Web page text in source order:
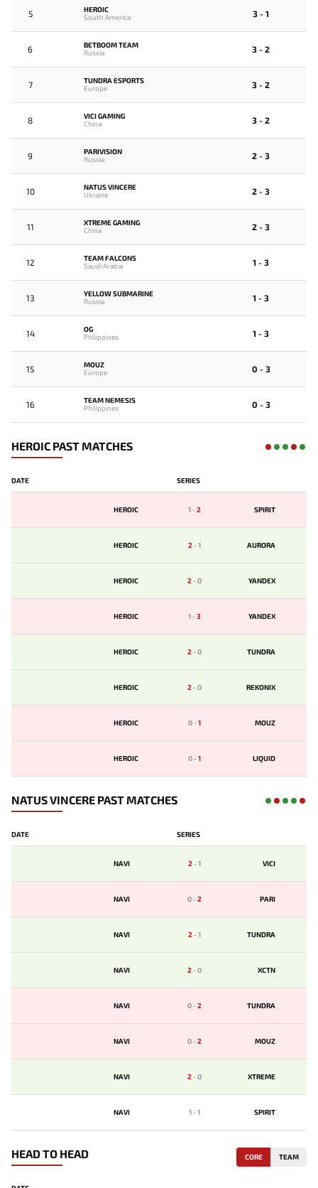
5
HEROIC
South America
3 - 1
6
BETBOOM TEAM
Russia
3 - 2
7
TUNDRA ESPORTS
Europe
3 - 2
8
VICI GAMING
China
3 - 2
9
PARIVISION
Russia
2 - 3
10
NATUS VINCERE
Ukraine
2 - 3
11
XTREME GAMING
China
2 - 3
12
TEAM FALCONS
Saudi Arabia
1 - 3
13
YELLOW SUBMARINE
Russia
1 - 3
14
OG
Philippines
1 - 3
15
MOUZ
Europe
0 - 3
16
TEAM NEMESIS
Philippines
0 - 3
HEROIC PAST MATCHES
DATE SERIES
HEROIC 1-2 SPIRIT
HEROIC 2-1 AURORA
HEROIC 2-0 YANDEX
HEROIC 1-3 YANDEX
HEROIC 2-0 TUNDRA
HEROIC 2-0 REKONIX
HEROIC 0-1 MOUZ
HEROIC 0-1 LIQUID
NATUS VINCERE PAST MATCHES
DATE SERIES
NAVI 2-1 VICI
NAVI 0-2 PARI
NAVI 2-1 TUNDRA
NAVI 2-0 XCTN
NAVI 0-2 TUNDRA
NAVI 0-2 MOUZ
NAVI 2-0 XTREME
NAVI 1-1 SPIRIT
HEAD TO HEAD CORE TEAM